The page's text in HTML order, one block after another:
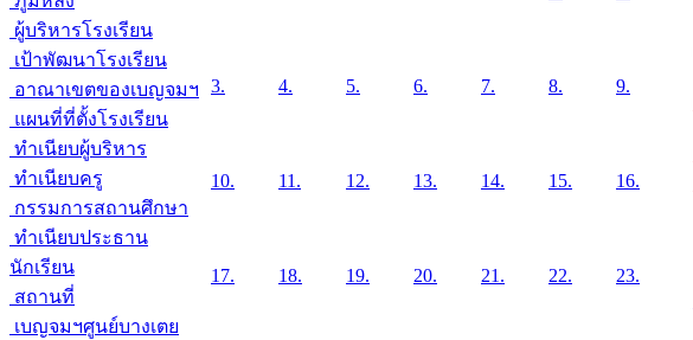
ผู้บริหารโรงเรียน
เป้าพัฒนาโรงเรียน
อาณาเขตของเบญจมฯ
แผนที่ที่ตั้งโรงเรียน
ทำเนียบผู้บริหาร
ทำเนียบครู
กรรมการสถานศึกษา
ทำเนียบประธาน
นักเรียน
สถานที่
เบญจมฯศูนย์บางเตย
3. 4. 5. 6. 7. 8. 9.
10. 11. 12. 13. 14. 15. 16.
17. 18. 19. 20. 21. 22. 23.